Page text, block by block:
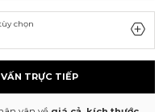
chọn
TRỰC TIẾP